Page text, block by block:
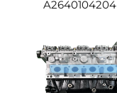
A2640104204